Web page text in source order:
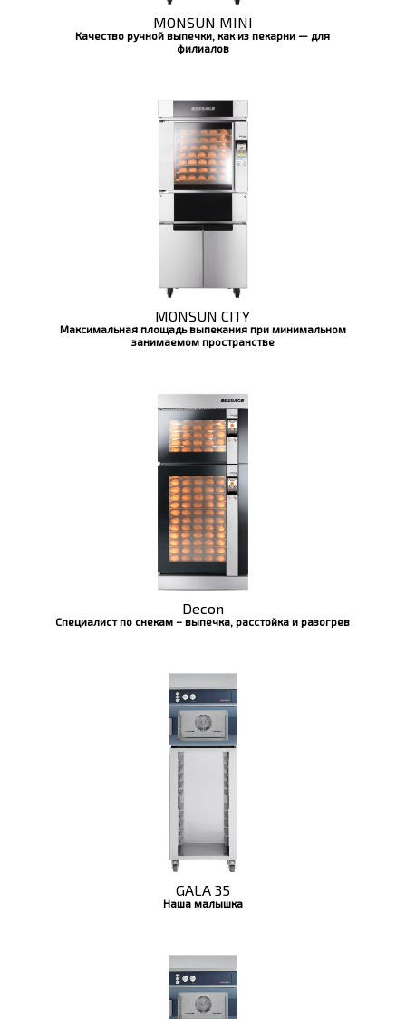
MONSUN MINI
Качество ручной выпечки, как из пекарни — для
филиалов
MONSUN CITY
Максимальная площадь выпекания при минимальном
занимаемом пространстве
Decon
Специалист по снекам – выпечка, расстойка и разогрев
GALA 35
Наша малышка